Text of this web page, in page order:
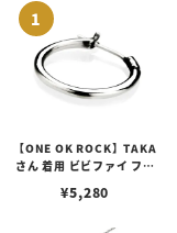
【ONE OK ROCK】TAKA
さん 着用 ビビファイ フー
¥5,280